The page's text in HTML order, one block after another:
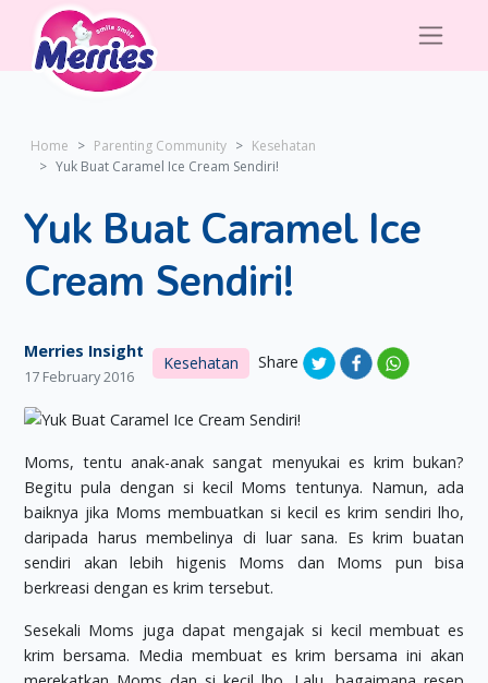
Home Parenting Community
Kesehatan
Yuk Buat Caramel Ice Cream Sendiri!
Yuk Buat Caramel Ice
Cream Sendiri!
Merries Insight
17 February 2016
Kesehatan Share
Moms, tentu anak-anak sangat menyukai es krim bukan?
Begitu pula dengan si kecil Moms tentunya. Namun, ada
baiknya jika Moms membuatkan si kecil es krim sendiri lho,
daripada harus membelinya di luar sana. Es krim buatan
sendiri akan lebih higenis Moms dan Moms pun bisa
berkreasi dengan es krim tersebut.
Sesekali Moms juga dapat mengajak si kecil membuat es
krim bersama. Media membuat es krim bersama ini akan